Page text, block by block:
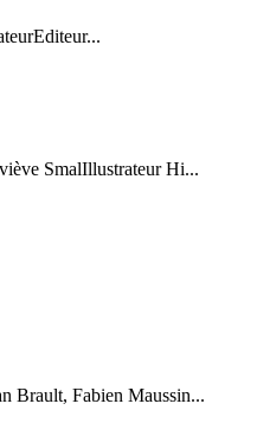
SmalIllustrateur Hi...
Brault, Fabien Maussin...